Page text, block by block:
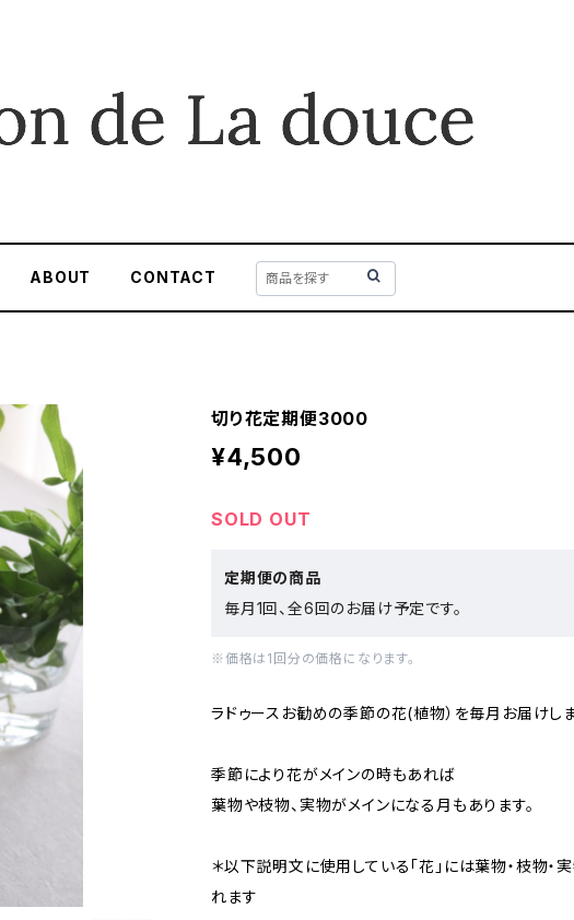
ABOUT CONTACT
切り花定期便3000
¥4,500
SOLD OUT
定期便の商品
毎月1回、全6回のお届け予定です。
※価格は1回分の価格になります。
ラドゥースお勧めの季節の花(植物）を毎月お届けしま
季節により花がメインの時もあれば
葉物や枝物、実物がメインになる月もあります。
＊以下説明文に使用している「花」には葉物・枝物・
れます